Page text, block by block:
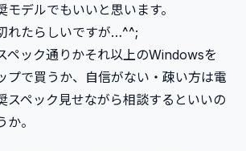
モデルでもいいと思います。
れたらしいですが…^^;
ペック通りかそれ以上のWindowsを
プで買うか、自信がない・疎い方は電
スペック見せながら相談するといいの
。